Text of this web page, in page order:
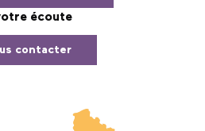
écoute
contacter